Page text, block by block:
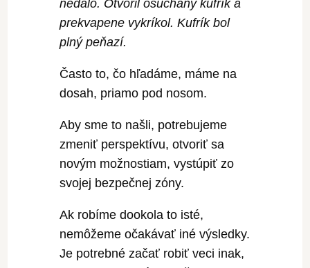
nedalo. Otvoril ošúchaný kufrík a
prekvapene vykríkol. Kufrík bol
plný peňazí.
Často to, čo hľadáme, máme na
dosah, priamo pod nosom.
Aby sme to našli, potrebujeme
zmeniť perspektívu, otvoriť sa
novým možnostiam, vystúpiť zo
svojej bezpečnej zóny.
Ak robíme dookola to isté,
nemôžeme očakávať iné výsledky.
Je potrebné začať robiť veci inak,